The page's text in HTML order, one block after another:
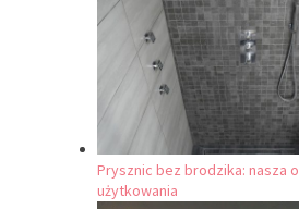
Prysznic bez brodzika: nasza
użytkowania